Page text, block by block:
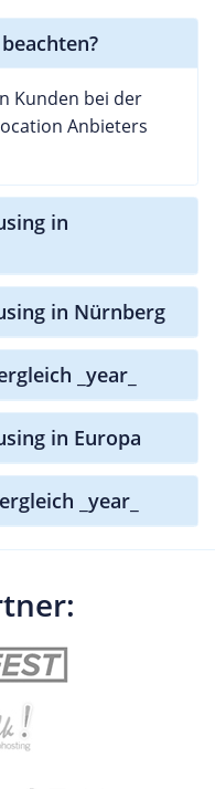
Kunden bei der
Anbieters
in
in Nürnberg
_year_
in Europa
_year_